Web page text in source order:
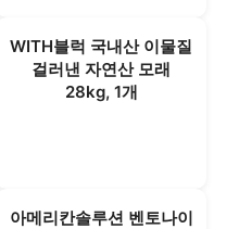
WITH블럭 국내산 이물질
걸러낸 자연산 모래
28kg, 1개
아메리칸솔루션 벤토나이